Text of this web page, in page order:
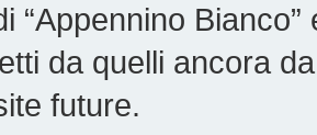
“Appennino
da quelli ancora
future.